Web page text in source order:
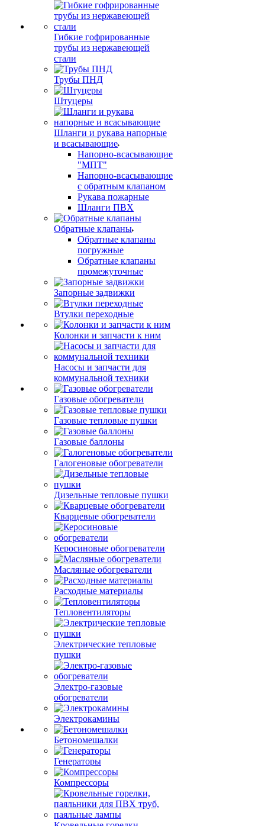
Гибкие гофрированные
трубы из нержавеющей
стали
Трубы ПНД
Штуцеры
Шланги и рукава напорные
и всасывающие
Напорно-всасывающие
"МПТ"
Напорно-всасывающие
с обратным клапаном
Рукава пожарные
Шланги ПВХ
Обратные клапаны
Обратные клапаны
погружные
Обратные клапаны
промежуточные
Запорные задвижки
Втулки переходные
Колонки и запчасти к ним
Насосы и запчасти для
коммунальной техники
Газовые обогреватели
Газовые тепловые пушки
Газовые баллоны
Галогеновые обогреватели
Дизельные тепловые пушки
Кварцевые обогреватели
Керосиновые обогреватели
Масляные обогреватели
Расходные материалы
Тепловентиляторы
Электрические тепловые
пушки
Электро-газовые
обогреватели
Электрокамины
Бетономешалки
Генераторы
Компрессоры